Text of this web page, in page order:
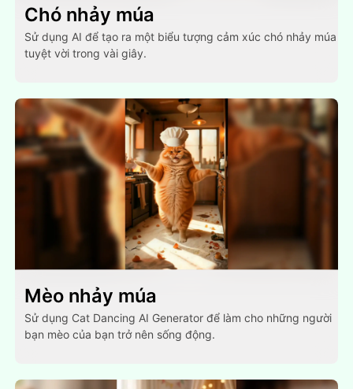
Chó nhảy múa
Sử dụng AI để tạo ra một biểu tượng cảm xúc chó nhảy múa
tuyệt vời trong vài giây.
Mèo nhảy múa
Sử dụng Cat Dancing AI Generator để làm cho những người
bạn mèo của bạn trở nên sống động.